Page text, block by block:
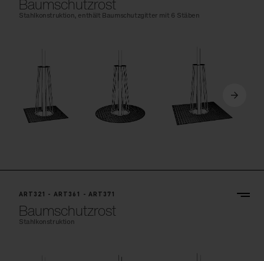
Baumschutzrost
Stahlkonstruktion, enthält Baumschutzgitter mit 6 Stäben
ART321 - ART361 - ART371
Baumschutzrost
Stahlkonstruktion